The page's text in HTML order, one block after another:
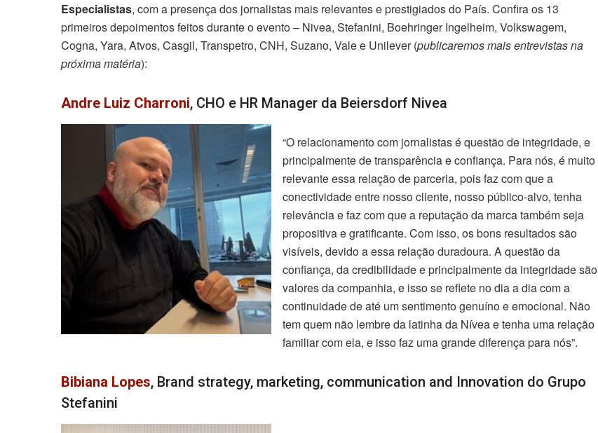
Especialistas, com a presença dos jornalistas mais relevantes e prestigiados do País. Confira os 13
primeiros depoimentos feitos durante o evento – Nivea, Stefanini, Boehringer Ingelheim, Volkswagem,
Cogna, Yara, Atvos, Casgil, Transpetro, CNH, Suzano, Vale e Unilever (publicaremos mais entrevistas na
próxima matéria):
Andre Luiz Charroni, CHO e HR Manager da Beiersdorf Nivea
“O relacionamento com jornalistas é questão de integridade, e
principalmente de transparência e confiança. Para nós, é muito
relevante essa relação de parceria, pois faz com que a
conectividade entre nosso cliente, nosso público-alvo, tenha
relevância e faz com que a reputação da marca também seja
propositiva e gratificante. Com isso, os bons resultados são
visíveis, devido a essa relação duradoura. A questão da
confiança, da credibilidade e principalmente da integridade são
valores da companhia, e isso se reflete no dia a dia com a
continuidade de até um sentimento genuíno e emocional. Não
tem quem não lembre da latinha da Nívea e tenha uma relação
familiar com ela, e isso faz uma grande diferença para nós”.
Bibiana Lopes, Brand strategy, marketing, communication and Innovation do Grupo
Stefanini